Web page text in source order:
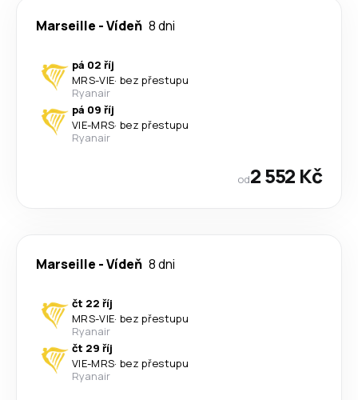
Marseille -Vídeň 8 dni
pá 02 říj
MRS-VIE· bez přestupu
Ryanair
pá 09 říj
VIE-MRS· bez přestupu
Ryanair
od2 552 Kč
Marseille -Vídeň 8 dni
čt 22 říj
MRS-VIE· bez přestupu
Ryanair
čt 29 říj
VIE-MRS· bez přestupu
Ryanair